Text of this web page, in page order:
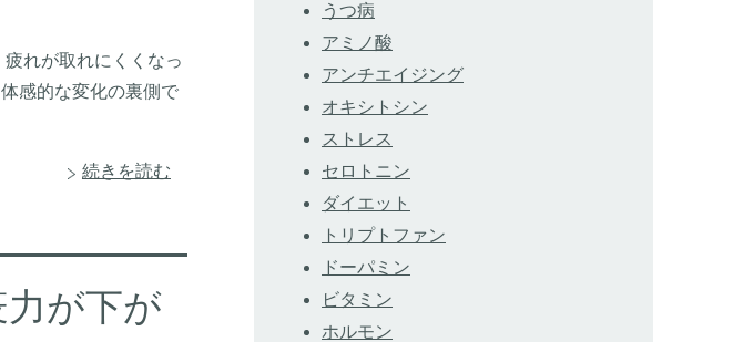
れが取れにくくなっ
感的な変化の裏側で
続きを読む
が下が
うつ病
アミノ酸
アンチエイジング
オキシトシン
ストレス
セロトニン
ダイエット
トリプトファン
ドーパミン
ビタミン
ホルモン